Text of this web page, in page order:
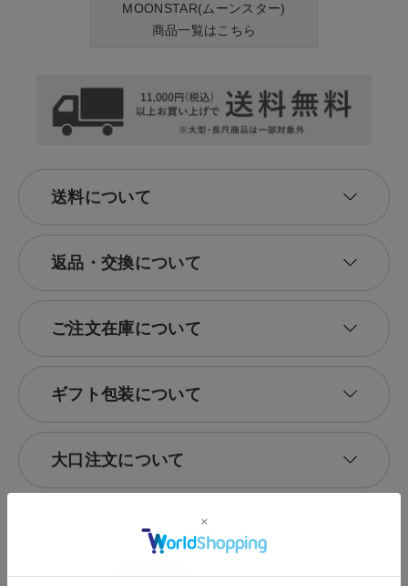
ッション性に優れたシューズやサンダルは、日常の様々なシーンで快適な
履き心地を提供します。また、ミニマルなデザインは、ファッション性も
人々に支持されています。その品質とデザイン性を、ぜひ体感してみてく
ださい。
MOONSTAR(ムーンスター)
商品一覧はこちら
送料について
返品・交換について
ご注文在庫について
ギフト包装について
大口注文について
5.00